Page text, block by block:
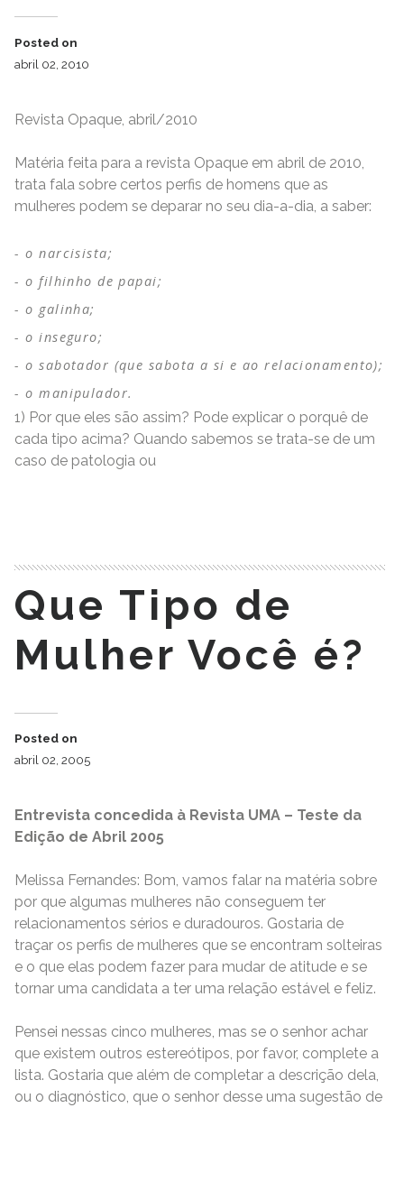
Posted on
abril 02, 2010
Revista Opaque, abril/2010
Matéria feita para a revista Opaque em abril de 2010,
trata fala sobre certos perfis de homens que as
mulheres podem se deparar no seu dia-a-dia, a saber:
o narcisista;
o filhinho de papai;
o galinha;
o inseguro;
o sabotador (que sabota a si e ao relacionamento);
o manipulador.
1) Por que eles são assim? Pode explicar o porquê de
cada tipo acima? Quando sabemos se trata-se de um
caso de patologia ou
Que Tipo de
Mulher Você é?
Posted on
abril 02, 2005
Entrevista concedida à Revista UMA – Teste da
Edição de Abril 2005
Melissa Fernandes: Bom, vamos falar na matéria sobre
por que algumas mulheres não conseguem ter
relacionamentos sérios e duradouros. Gostaria de
traçar os perfis de mulheres que se encontram solteiras
e o que elas podem fazer para mudar de atitude e se
tornar uma candidata a ter uma relação estável e feliz.
Pensei nessas cinco mulheres, mas se o senhor achar
que existem outros estereótipos, por favor, complete a
lista. Gostaria que além de completar a descrição dela,
ou o diagnóstico, que o senhor desse uma sugestão de